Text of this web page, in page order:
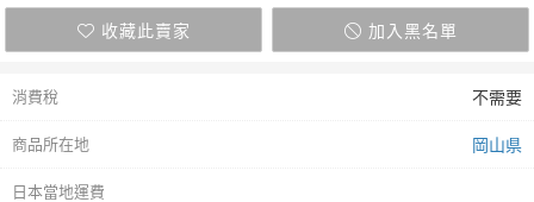
收藏此賣家 加入黑名單
消費稅 不需要
商品所在地 岡山県
日本當地運費